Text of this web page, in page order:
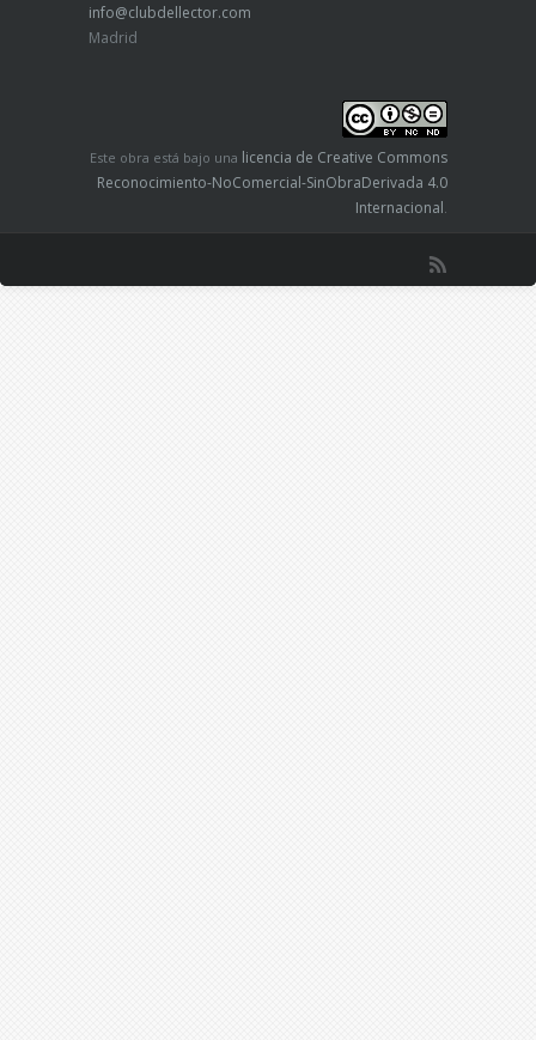
info@clubdellector.com
Madrid
Este obra está bajo una licencia de Creative Commons
Reconocimiento-NoComercial-SinObraDerivada 4.0
Internacional